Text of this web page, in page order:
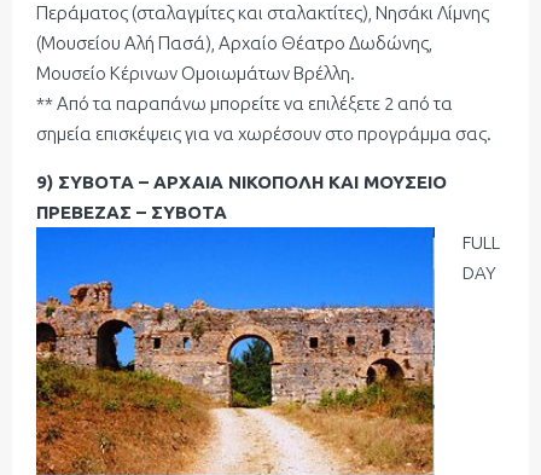
Περάματος (σταλαγμίτες και σταλακτίτες), Νησάκι Λίμνης
(Μουσείου Αλή Πασά), Αρχαίο Θέατρο Δωδώνης,
Μουσείο Κέρινων Ομοιωμάτων Βρέλλη.
** Από τα παραπάνω μπορείτε να επιλέξετε 2 από τα
σημεία επισκέψεις για να χωρέσουν στο προγράμμα σας.
9) ΣΥΒΟΤΑ – ΑΡΧΑΙΑ ΝΙΚΟΠΟΛΗ ΚΑΙ ΜΟΥΣΕΙΟ
ΠΡΕΒΕΖΑΣ – ΣΥΒΟΤΑ
FULL
DAY